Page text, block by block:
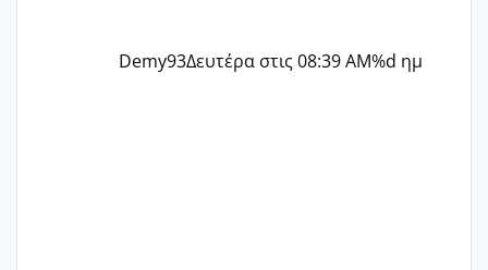
Demy93Δευτέρα στις 08:39 AM%d ημ